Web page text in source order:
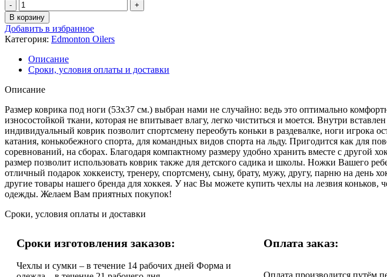
В корзину
Добавить в избранное
Категория: Edmonton Oilers
Описание
Сроки, условия оплаты и доставки
Описание
Размер коврика под ноги (53х37 см.) выбран нами не случайно: ведь это оптимально
износостойкой ткани, которая не впитывает влагу, легко чиститься и моется. Внутри
индивидуальный коврик позволит спортсмену переобуть коньки в раздевалке, ноги
катания, конькобежного спорта, для командных видов спорта на льду. Пригодится как для
соревнований, на сборах. Благодаря компактному размеру удобно хранить вместе с
размер позволит использовать коврик также для детского садика и школы. Ножки Вашего
отличный подарок хоккеисту, тренеру, спортсмену, сыну, брату, мужу, другу, парню на
другие товары нашего бренда для хоккея. У нас Вы можете купить чехлы на лезвия
одежды. Желаем Вам приятных покупок!
Сроки, условия оплаты и доставки
Сроки изготовления заказов:
Чехлы и сумки – в течение 14 рабочих дней Форма и
Оплата заказ:
Оплата производится путём